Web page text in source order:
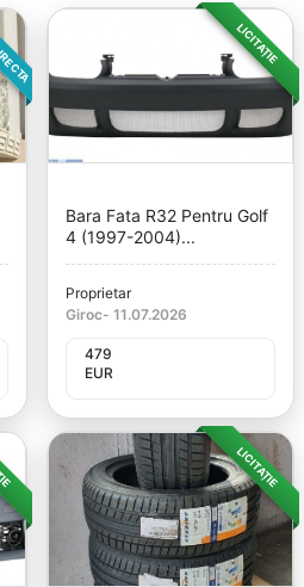
LICITAȚIE
Bara Fata R32 Pentru Golf
4 (1997-2004)...
Proprietar
Giroc- 11.07.2026
479
EUR
LICITAȚIE